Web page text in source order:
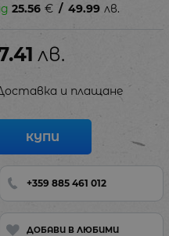
25.56 € / 49.99 лв.
лв.
и плащане
КУПИ
+359 885 461 012
ДОБАВИ В ЛЮБИМИ